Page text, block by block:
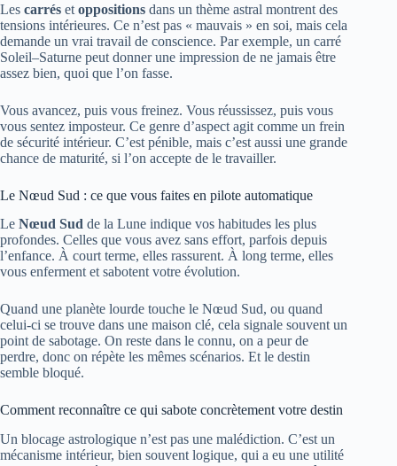
Les carrés et oppositions dans un thème astral montrent des
tensions intérieures. Ce n’est pas « mauvais » en soi, mais cela
demande un vrai travail de conscience. Par exemple, un carré
Soleil–Saturne peut donner une impression de ne jamais être
assez bien, quoi que l’on fasse.
Vous avancez, puis vous freinez. Vous réussissez, puis vous
vous sentez imposteur. Ce genre d’aspect agit comme un frein
de sécurité intérieur. C’est pénible, mais c’est aussi une grande
chance de maturité, si l’on accepte de le travailler.
Le Nœud Sud : ce que vous faites en pilote automatique
Le Nœud Sud de la Lune indique vos habitudes les plus
profondes. Celles que vous avez sans effort, parfois depuis
l’enfance. À court terme, elles rassurent. À long terme, elles
vous enferment et sabotent votre évolution.
Quand une planète lourde touche le Nœud Sud, ou quand
celui-ci se trouve dans une maison clé, cela signale souvent un
point de sabotage. On reste dans le connu, on a peur de
perdre, donc on répète les mêmes scénarios. Et le destin
semble bloqué.
Comment reconnaître ce qui sabote concrètement votre destin
Un blocage astrologique n’est pas une malédiction. C’est un
mécanisme intérieur, bien souvent logique, qui a eu une utilité